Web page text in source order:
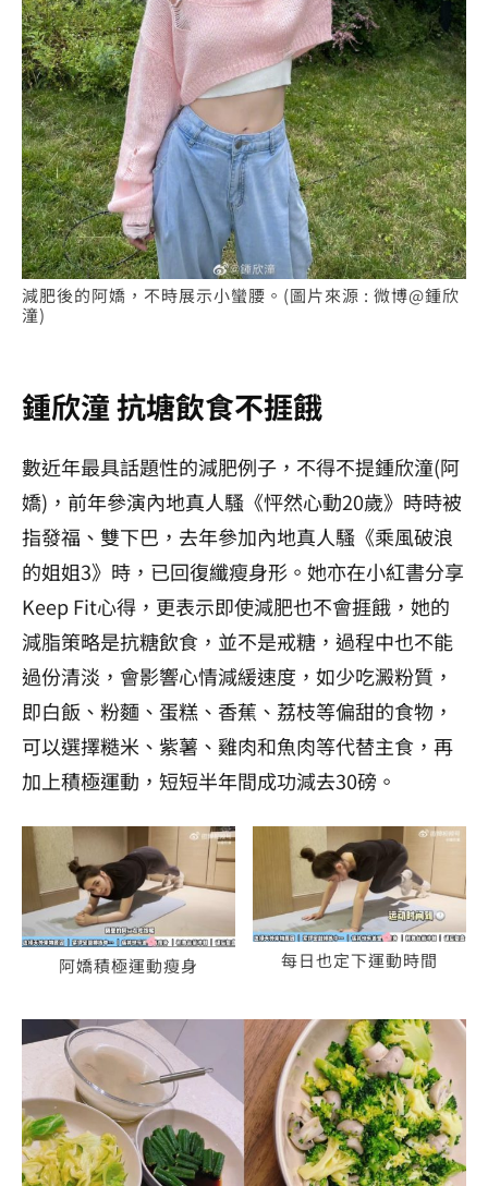
減肥後的阿嬌，不時展示小蠻腰。(圖片來源 : 微博@鍾欣
潼)
鍾欣潼 抗塘飲食不捱餓
數近年最具話題性的減肥例子，不得不提鍾欣潼(阿
嬌)， 前年參演內地真人騷《怦然心動20歲》時時被
指發福、雙下巴，去年參加內地真人騷《乘風破浪
的姐姐3》時，已回復纖瘦身形。她亦在小紅書分享
Keep Fit心得 ，更表示即使減肥也不會捱餓 ，她的
減脂策略是抗糖飲食，並不是戒糖，過程中也不能
過份清淡，會影響心情減緩速度，如少吃澱粉質，
即白飯、粉麵、蛋糕、香蕉、荔枝等偏甜的食物，
可以選擇糙米、紫薯、雞肉和魚肉等代替主食，再
加上積極運動， 短短半年間成功減去30磅。
阿嬌積極運動瘦身 每日也定下運動時間